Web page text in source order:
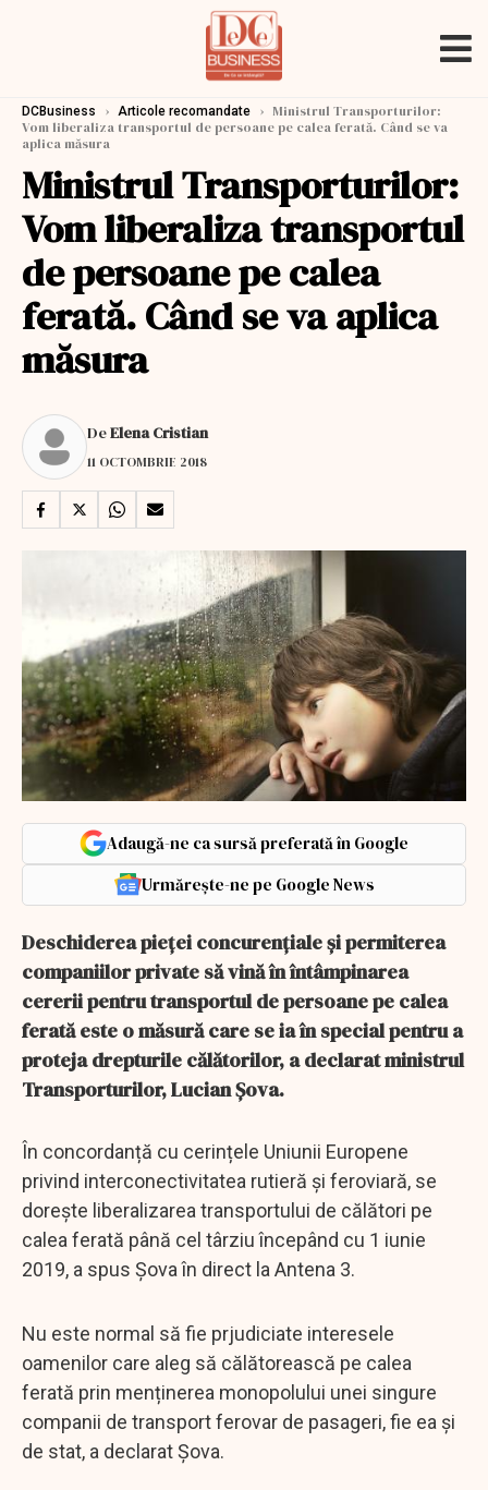
DCBusiness › Articole recomandate › Ministrul Transporturilor:
Vom liberaliza transportul de persoane pe calea ferată. Când se va
aplica măsura
Ministrul Transporturilor:
Vom liberaliza transportul
de persoane pe calea
ferată. Când se va aplica
măsura
DeElena Cristian
11 OCTOMBRIE 2018
Adaugă-ne ca sursă preferată în Google
Urmărește-ne pe Google News
Deschiderea pieței concurențiale și permiterea
companiilor private să vină în întâmpinarea
cererii pentru transportul de persoane pe calea
ferată este o măsură care se ia în special pentru a
proteja drepturile călătorilor, a declarat ministrul
Transporturilor, Lucian Șova.
În concordanță cu cerințele Uniunii Europene
privind interconectivitatea rutieră și feroviară, se
dorește liberalizarea transportului de călători pe
calea ferată până cel târziu începând cu 1 iunie
2019, a spus Șova în direct la Antena 3.
Nu este normal să fie prjudiciate interesele
oamenilor care aleg să călătorească pe calea
ferată prin menținerea monopolului unei singure
companii de transport ferovar de pasageri, fie ea și
de stat, a declarat Șova.